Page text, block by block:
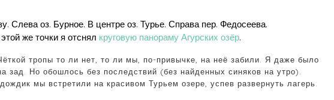
Слева оз. Бурное. В центре оз. Турье. Справа пер. Федосеева.
же точки я отснял круговую панораму Агурских озёр.
тропы то ли нет, то ли мы, по-привычке, на неё забили. Я даже было
зад. Но обошлось без последствий (без найденных синяков на утро).
мы встретили на красивом Турьем озере, успев развернуть лагерь.